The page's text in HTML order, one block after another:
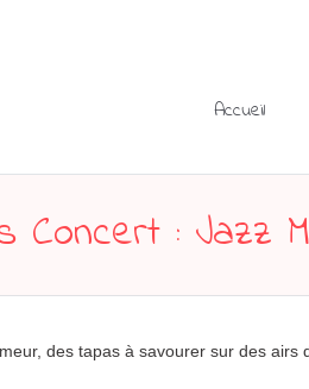
Accueil
Concert : Jazz
des tapas à savourer sur des